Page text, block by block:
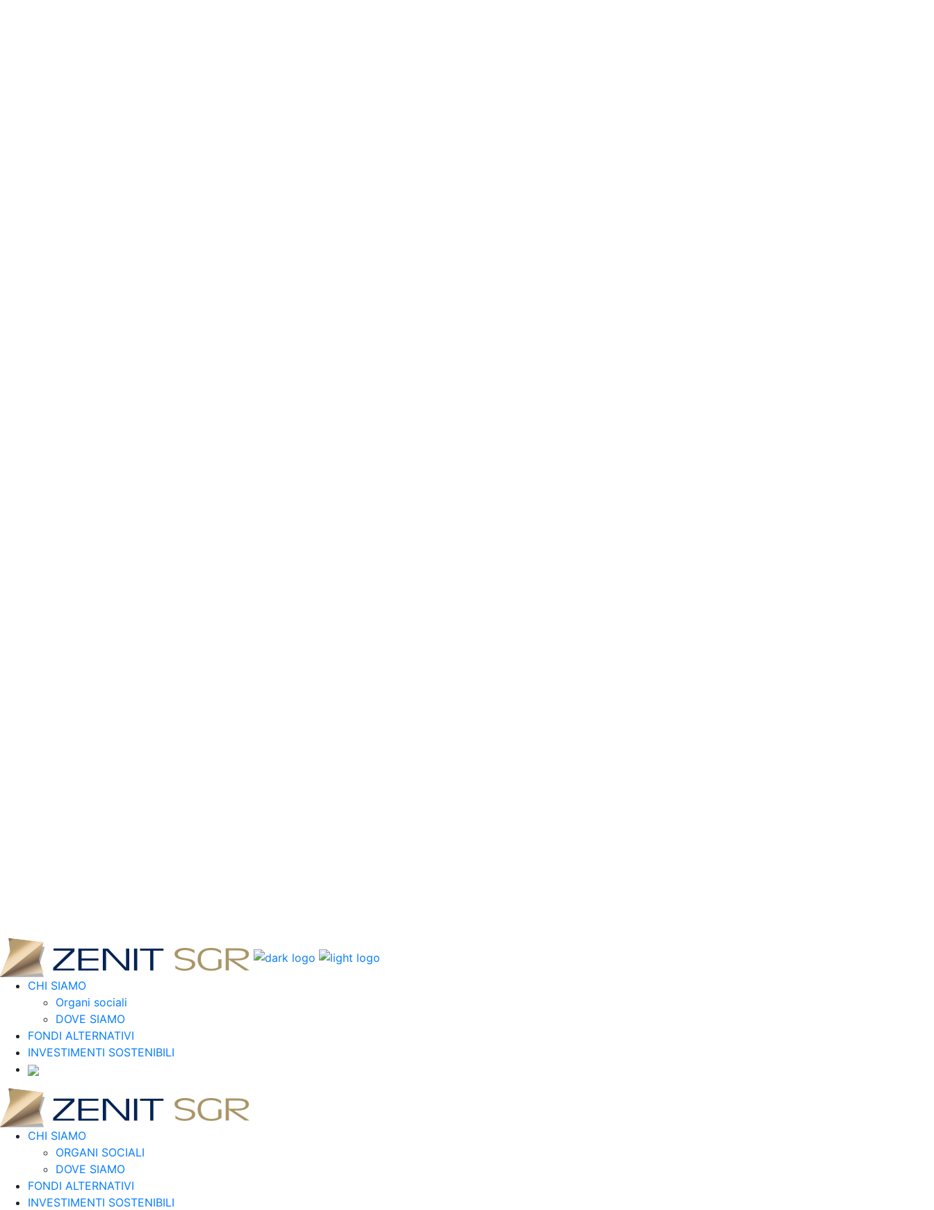
CHI SIAMO
Organi sociali
DOVE SIAMO
FONDI ALTERNATIVI
INVESTIMENTI SOSTENIBILI
CHI SIAMO
ORGANI SOCIALI
DOVE SIAMO
FONDI ALTERNATIVI
INVESTIMENTI SOSTENIBILI